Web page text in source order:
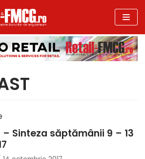
– Sinteza săptămânii 9 – 13